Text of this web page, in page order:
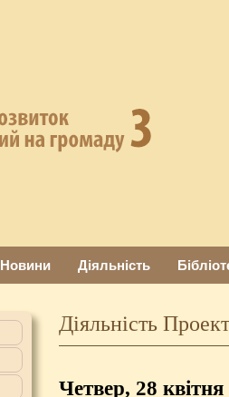
Новини Діяльність
Діяльність
Четвер, 28